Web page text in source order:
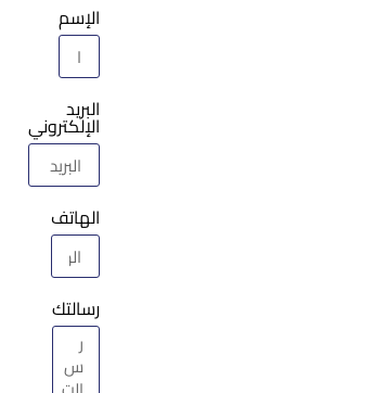
الإسم
البريد
الإلكتروني
الهاتف
رسالتك